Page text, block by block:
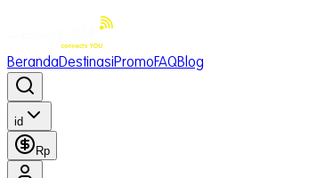
BerandaDestinasiPromoFAQBlog
id
Rp